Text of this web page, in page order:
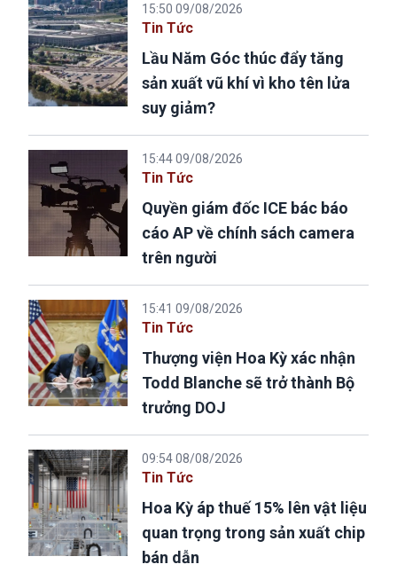
15:50 09/08/2026
Tin Tức
Lầu Năm Góc thúc đẩy tăng
sản xuất vũ khí vì kho tên lửa
suy giảm?
15:44 09/08/2026
Tin Tức
Quyền giám đốc ICE bác báo
cáo AP về chính sách camera
trên người
15:41 09/08/2026
Tin Tức
Thượng viện Hoa Kỳ xác nhận
Todd Blanche sẽ trở thành Bộ
trưởng DOJ
09:54 08/08/2026
Tin Tức
Hoa Kỳ áp thuế 15% lên vật liệu
quan trọng trong sản xuất chip
bán dẫn